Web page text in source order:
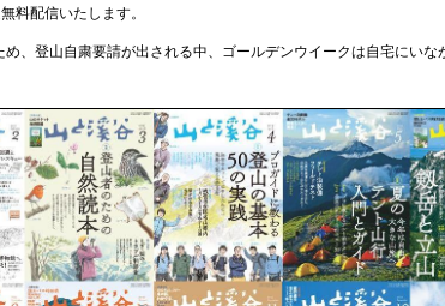
料配信いたします。
、登山自粛要請が出される中、ゴールデンウイークは自宅にいな